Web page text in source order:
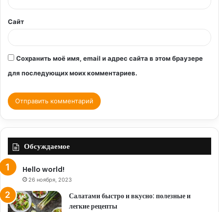
*
Сайт
Сохранить моё имя, email и адрес сайта в этом браузере
для последующих моих комментариев.
Обсуждаемое
Hello world!
26 ноября, 2023
Салатами быстро и вкусно: полезные и
легкие рецепты